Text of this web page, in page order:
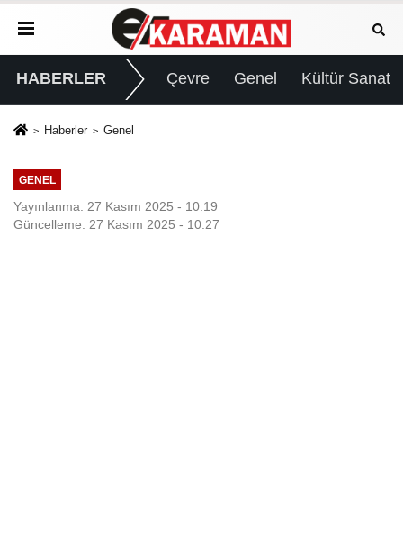
HABERLER Çevre Genel Kültür Sanat
Haberler Genel
GENEL
Yayınlanma: 27 Kasım 2025 - 10:19
Güncelleme: 27 Kasım 2025 - 10:27